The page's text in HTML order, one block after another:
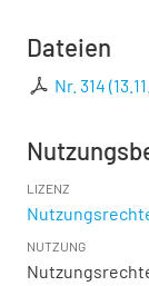
Dateien
Nr. 314
LIZENZ
NUTZUNG